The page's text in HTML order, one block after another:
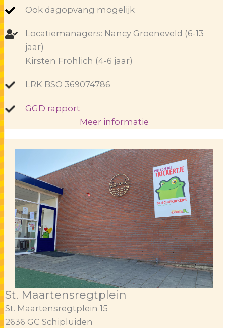
Ook dagopvang mogelijk
Locatiemanagers: Nancy Groeneveld (6-13
jaar)
Kirsten Fröhlich (4-6 jaar)
LRK BSO 369074786
GGD rapport
Meer informatie
St. Maartensregtplein
St. Maartensregtplein 15
2636 GC Schipluiden